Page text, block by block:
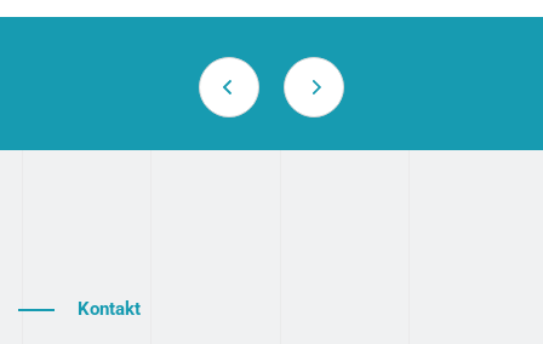
Kontakt